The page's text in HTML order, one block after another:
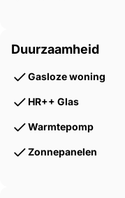
Duurzaamheid
Gasloze woning
HR++ Glas
Warmtepomp
Zonnepanelen